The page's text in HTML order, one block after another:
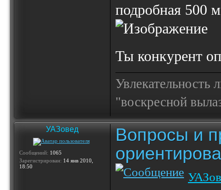
подробная 500
Ты конкурент
Увлекательность
"воскресной
УАЗовед
Сообщений: 1065
Зарегистрирован: 14 янв 2010,
18:50
Вопросы и